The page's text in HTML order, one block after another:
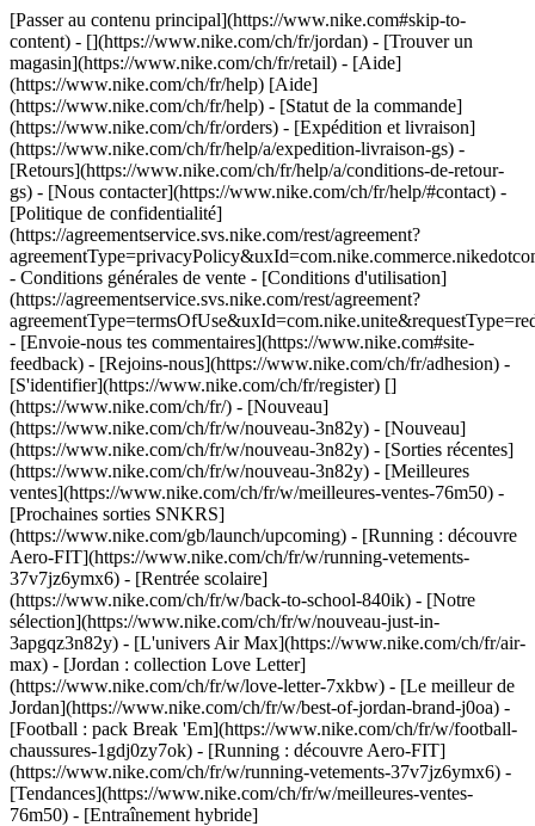
[Passer au contenu principal](https://www.nike.com#skip-to-
content) - [](https://www.nike.com/ch/fr/jordan) - [Trouver un
magasin](https://www.nike.com/ch/fr/retail) - [Aide]
(https://www.nike.com/ch/fr/help) [Aide]
(https://www.nike.com/ch/fr/help) - [Statut de la commande]
(https://www.nike.com/ch/fr/orders) - [Expédition et livraison]
(https://www.nike.com/ch/fr/help/a/expedition-livraison-gs) -
[Retours](https://www.nike.com/ch/fr/help/a/conditions-de-retour-
gs) - [Nous contacter](https://www.nike.com/ch/fr/help/#contact) -
[Politique de confidentialité]
(https://agreementservice.svs.nike.com/rest/agreement?
- Conditions générales de vente - [Conditions d'utilisation]
(https://agreementservice.svs.nike.com/rest/agreement?
- [Envoie-nous tes commentaires](https://www.nike.com#site-
feedback) - [Rejoins-nous](https://www.nike.com/ch/fr/adhesion) -
[S'identifier](https://www.nike.com/ch/fr/register) []
(https://www.nike.com/ch/fr/) - [Nouveau]
(https://www.nike.com/ch/fr/w/nouveau-3n82y) - [Nouveau]
(https://www.nike.com/ch/fr/w/nouveau-3n82y) - [Sorties récentes]
(https://www.nike.com/ch/fr/w/nouveau-3n82y) - [Meilleures
ventes](https://www.nike.com/ch/fr/w/meilleures-ventes-76m50) -
[Prochaines sorties SNKRS]
(https://www.nike.com/gb/launch/upcoming) - [Running : découvre
Aero-FIT](https://www.nike.com/ch/fr/w/running-vetements-
37v7jz6ymx6) - [Rentrée scolaire]
(https://www.nike.com/ch/fr/w/back-to-school-840ik) - [Notre
sélection](https://www.nike.com/ch/fr/w/nouveau-just-in-
3apgqz3n82y) - [L'univers Air Max](https://www.nike.com/ch/fr/air-
max) - [Jordan : collection Love Letter]
(https://www.nike.com/ch/fr/w/love-letter-7xkbw) - [Le meilleur de
Jordan](https://www.nike.com/ch/fr/w/best-of-jordan-brand-j0oa) -
[Football : pack Break 'Em](https://www.nike.com/ch/fr/w/football-
chaussures-1gdj0zy7ok) - [Running : découvre Aero-FIT]
(https://www.nike.com/ch/fr/w/running-vetements-37v7jz6ymx6) -
[Tendances](https://www.nike.com/ch/fr/w/meilleures-ventes-
76m50) - [Entraînement hybride]